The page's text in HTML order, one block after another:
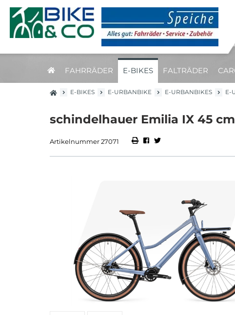
FAHRRÄDER E-BIKES FALTRÄDER
E-BIKES E-URBANBIKE E-URBANBIKES E-
schindelhauer Emilia IX 45
Artikelnummer 27071